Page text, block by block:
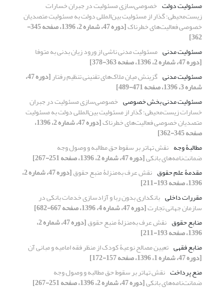
مسئولیت دولت خصوصی‌سازی مسئولیت در جبران خسارات
زیست‌محیطی؛ گذار از مسئولیت بین‌المللی دولت به مسئولیت متصدیان
خصوصی فعالیت‌های خطرناک [دوره 47، شماره 2، 1396، صفحه 345-
362]
مسئولیت مدنی مسئولیت مدنی ناشی از ورود زیان بدنی به متوفا
[دوره 47، شماره 2، 1396، صفحه 363-378]
مسئولیت مدنی گزینش میان ملاک‌های تقنینی تنظیم رفتار [دوره 47،
شماره 3، 1396، صفحه 471-489]
مسئولیت مدنی بخش خصوصی خصوصی‌سازی مسئولیت در جبران
خسارات زیست‌محیطی؛ گذار از مسئولیت بین‌المللی دولت به مسئولیت
متصدیان خصوصی فعالیت‌های خطرناک [دوره 47، شماره 2، 1396،
صفحه 345-362]
مطالبۀ وجه نقش تهاتر بر سقوط حق مطالبه و وصول وجه
ضمانت‌نامه‌های بانکی[دوره 47، شماره 2، 1396، صفحه 251-267]
مقدمۀ علم حقوق نقش عرف به‌منزلۀ منبع حقوق [دوره 47، شماره 2،
1396، صفحه 193-211]
مقررات داخلی بانکداری بدون ربا و آزادسازی خدمات بانکی در
سازمان جهانی تجارت[دوره 47، شماره 4، 1396، صفحه 667-682]
منابع حقوق نقش عرف به‌منزلۀ منبع حقوق [دوره 47، شماره 2،
1396، صفحه 193-211]
منابع فقهی تعیین مصالح نوعیۀ کودک از منظر فقه امامیه و مبانی آن
[دوره 47، شماره 1، 1396، صفحه 157-172]
منع پرداخت نقش تهاتر بر سقوط حق مطالبه و وصول وجه
ضمانت‌نامه‌های بانکی[دوره 47، شماره 2، 1396، صفحه 251-267]